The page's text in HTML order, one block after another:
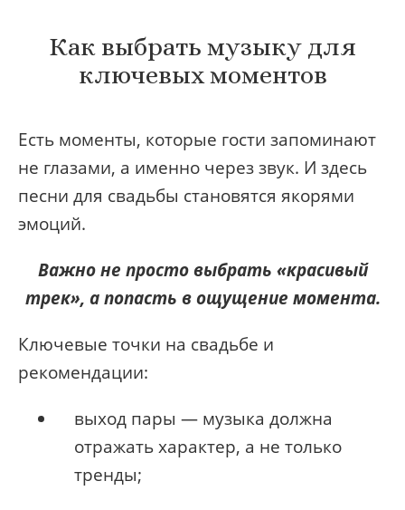
Как выбрать музыку для
ключевых моментов
Есть моменты, которые гости запоминают
не глазами, а именно через звук. И здесь
песни для свадьбы становятся якорями
эмоций.
Важно не просто выбрать «красивый
трек», а попасть в ощущение момента.
Ключевые точки на свадьбе и
рекомендации:
выход пары — музыка должна
отражать характер, а не только
тренды;